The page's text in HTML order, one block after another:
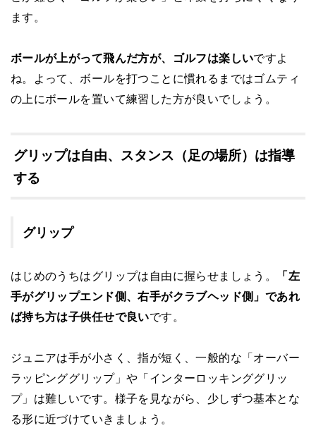
ます。
ボールが上がって飛んだ方が、ゴルフは楽しいですよ
ね。よって、ボールを打つことに慣れるまではゴムティ
の上にボールを置いて練習した方が良いでしょう。
グリップは自由、スタンス（足の場所）は指導
する
グリップ
はじめのうちはグリップは自由に握らせましょう。
「左
手がグリップエンド側、右手がクラブヘッド側」であれ
ば持ち方は子供任せで良いです。
ジュニアは手が小さく、指が短く、一般的な「オーバー
ラッピンググリップ」や「インターロッキンググリッ
プ」は難しいです。様子を見ながら、少しずつ基本とな
る形に近づけていきましょう。